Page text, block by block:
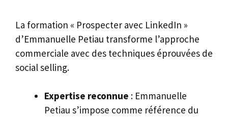
La formation « Prospecter avec LinkedIn »
d’Emmanuelle Petiau transforme l’approche
commerciale avec des techniques éprouvées de
social selling.
Expertise reconnue : Emmanuelle
Petiau s’impose comme référence du